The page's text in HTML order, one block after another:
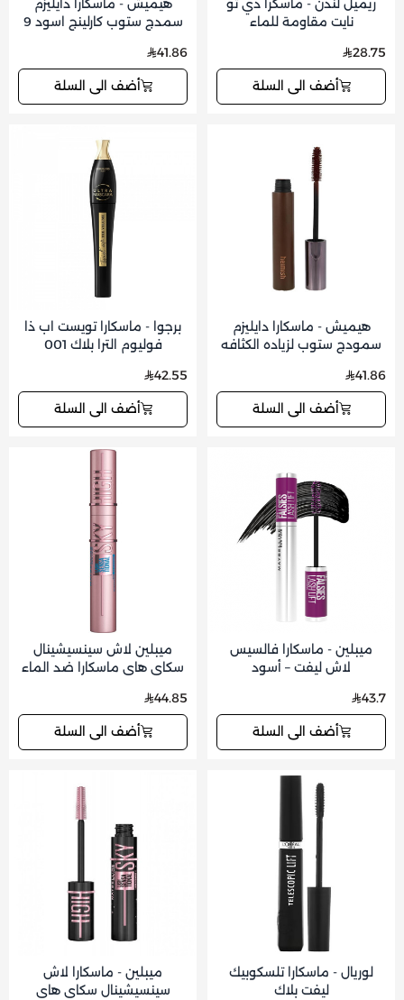
ريميل لندن - ماسكرا دي تو
نايت مقاومة للماء
28.75
أضف الى السلة
هيميش - ماسكارا دايليزم
سمدج ستوب كارلينج اسود 9
41.86
أضف الى السلة
هيميش - ماسكارا دايليزم
سمودج ستوب لزياده الكثافه
41.86
أضف الى السلة
برجوا - ماسكارا تويست اب ذا
فوليوم الترا بلاك 001
42.55
أضف الى السلة
ميبلين - ماسكارا فالسيس
لاش ليفت – أسود
43.7
أضف الى السلة
ميبلين لاش سينسيشينال
سكاي هاي ماسكارا ضد الماء
44.85
أضف الى السلة
لوريال - ماسكارا تلسكوبيك
ليفت بلاك
ميبلين - ماسكارا لاش
سينسيشينال سكاي هاي